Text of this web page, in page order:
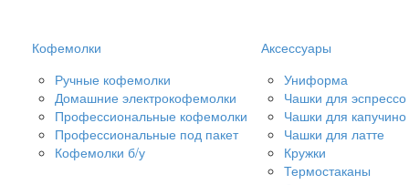
Кофемолки
Ручные кофемолки
Домашние электрокофемолки
Профессиональные кофемолки
Профессиональные под пакет
Кофемолки б/у
Аксессуары
Униформа
Чашки для эспрессо
Чашки для капучино
Чашки для латте
Кружки
Термостаканы